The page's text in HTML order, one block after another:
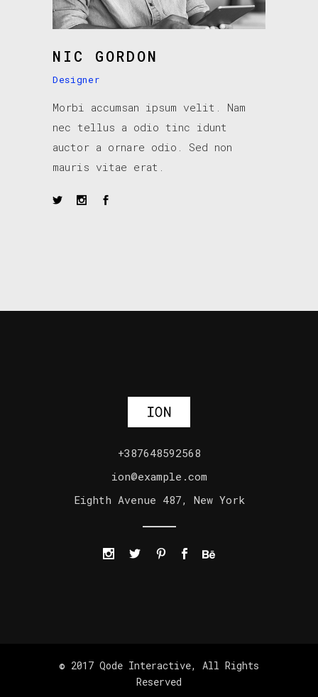
NIC GORDON
Designer
Morbi accumsan ipsum velit. Nam
nec tellus a odio tinc idunt
auctor a ornare odio. Sed non
mauris vitae erat.
+387648592568
ion@example.com
Eighth Avenue 487, New York
© 2017 Qode Interactive, All Rights
Reserved